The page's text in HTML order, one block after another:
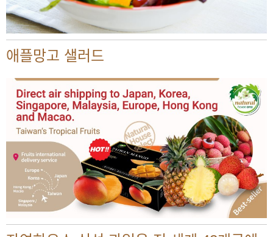
애플망고 샐러드